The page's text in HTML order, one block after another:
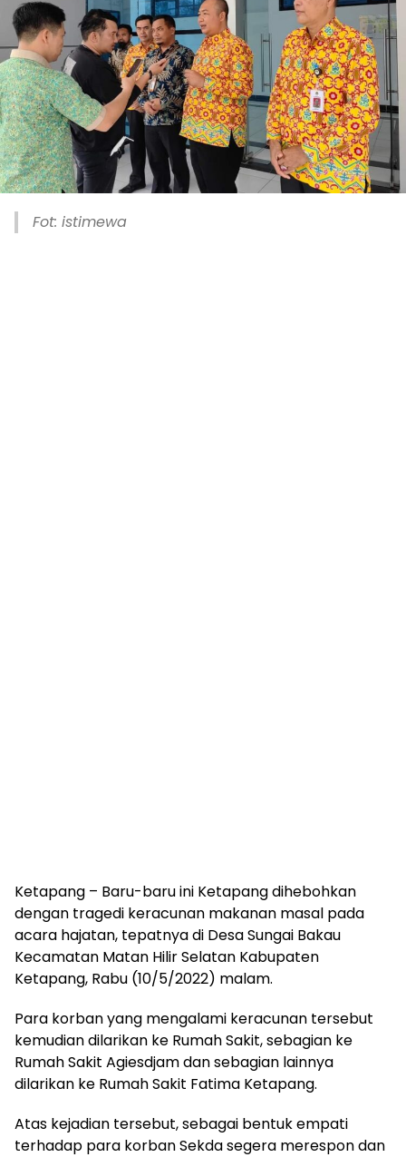
Fot: istimewa
Ketapang – Baru-baru ini Ketapang dihebohkan
dengan tragedi keracunan makanan masal pada
acara hajatan, tepatnya di Desa Sungai Bakau
Kecamatan Matan Hilir Selatan Kabupaten
Ketapang, Rabu (10/5/2022) malam.
Para korban yang mengalami keracunan tersebut
kemudian dilarikan ke Rumah Sakit, sebagian ke
Rumah Sakit Agiesdjam dan sebagian lainnya
dilarikan ke Rumah Sakit Fatima Ketapang.
Atas kejadian tersebut, sebagai bentuk empati
terhadap para korban Sekda segera merespon dan